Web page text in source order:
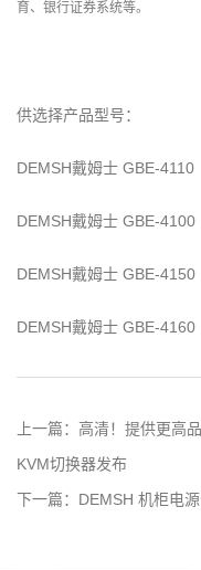
育、银行证券系统等。
供选择产品型号：
DEMSH戴姆士 GBE-
DEMSH戴姆士 GBE-
DEMSH戴姆士 GBE-
DEMSH戴姆士 GBE-4160
上一篇： 高清！提供更高
KVM切换器发布
下一篇： DEMSH 机柜电